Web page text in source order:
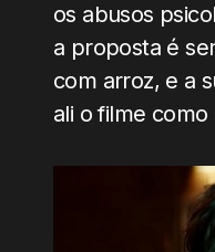
os abusos
a proposta é
com arroz, e a
ali o filme